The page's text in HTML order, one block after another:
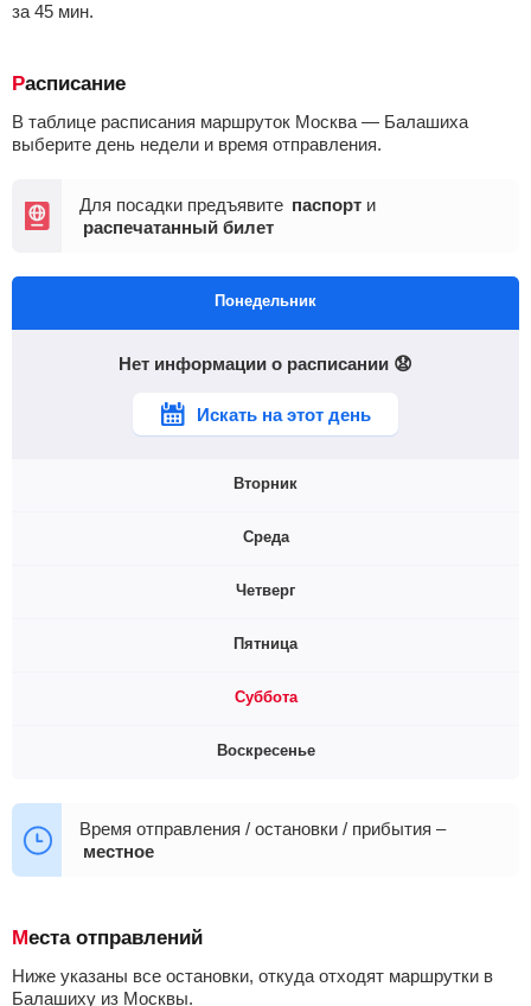
за 45 мин.
Расписание
В таблице расписания маршруток Москва — Балашиха
выберите день недели и время отправления.
Для посадки предъявите паспорт и
распечатанный билет
Понедельник
Нет информации о расписании 😧
Искать на этот день
Вторник
Нет информации о расписании 😧
Искать на этот день
Среда
Нет информации о расписании 😧
Искать на этот день
Четверг
Нет информации о расписании 😧
Искать на этот день
Пятница
Нет информации о расписании 😧
Искать на этот день
Суббота
Воскресенье
Время отправления / остановки / прибытия –
местное
Места отправлений
Ниже указаны все остановки, откуда отходят маршрутки в
Балашиху из Москвы.